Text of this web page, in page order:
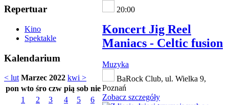
Repertuar
Kino
Spektakle
Kalendarium
< lut Marzec 2022 kwi >
pon wto śro czw pią sob nie
1
2 3 4 5
6
20:00
Koncert Jig Reel
Maniacs - Celtic fusion
Muzyka
BaRock Club, ul. Wielka 9,
Poznań
Zobacz szczegóły